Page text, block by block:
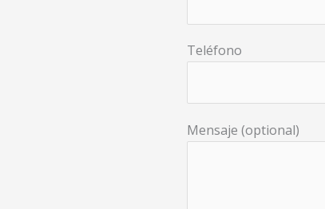
Teléfono
Mensaje (optional)